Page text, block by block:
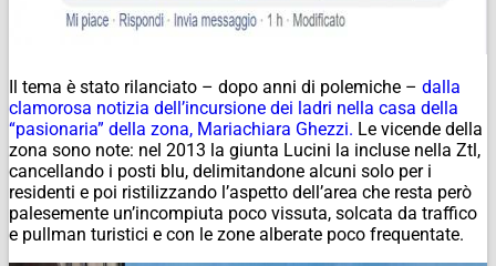
Il tema è stato rilanciato – dopo anni di polemiche – dalla
clamorosa notizia dell’incursione dei ladri nella casa della
“pasionaria” della zona, Mariachiara Ghezzi. Le vicende della
zona sono note: nel 2013 la giunta Lucini la incluse nella Ztl,
cancellando i posti blu, delimitandone alcuni solo per i
residenti e poi ristilizzando l’aspetto dell’area che resta però
palesemente un’incompiuta poco vissuta, solcata da traffico
e pullman turistici e con le zone alberate poco frequentate.